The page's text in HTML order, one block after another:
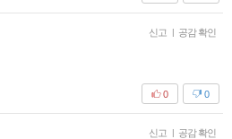
신고 | 공감 확인
0
0
신고 | 공감 확인